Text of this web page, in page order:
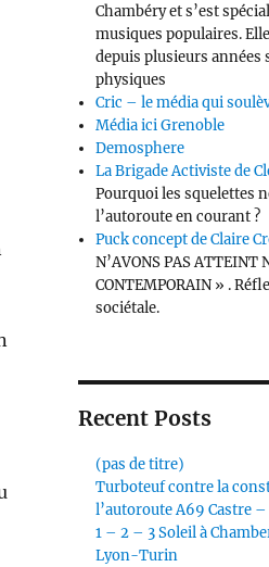
Chambéry et s’est
musiques populaires.
depuis plusieurs années
physiques
Cric – le média qui
Média ici Grenoble
Demosphere
La Brigade Activiste de
Pourquoi les squelettes
l’autoroute en courant ?
Puck concept de Claire
N’AVONS PAS ATTEINT
CONTEMPORAIN » .
sociétale.
Recent Posts
(pas de titre)
Turboteuf contre la
l’autoroute A69 Castre
1 – 2 – 3 Soleil à
Lyon-Turin